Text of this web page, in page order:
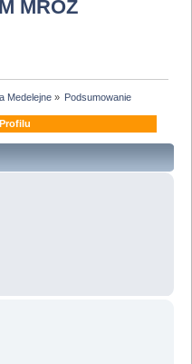
MRÓZ
Medelejne» Podsumowanie